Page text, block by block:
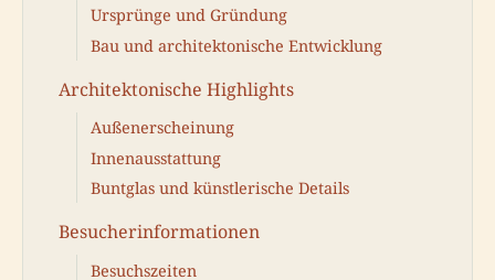
Ursprünge und Gründung
Bau und architektonische Entwicklung
Architektonische Highlights
Außenerscheinung
Innenausstattung
Buntglas und künstlerische Details
Besucherinformationen
Besuchszeiten